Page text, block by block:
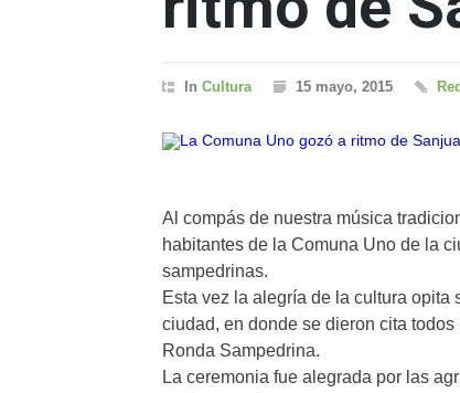
In Cultura 15 mayo, 2015
Al compás de nuestra música
habitantes de la Comuna Uno de la
sampedrinas.
Esta vez la alegría de la cultura
ciudad, en donde se dieron cita
Ronda Sampedrina.
La ceremonia fue alegrada por las